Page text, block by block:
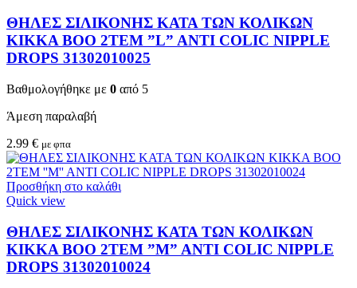
ΘΗΛΕΣ ΣΙΛΙΚΟΝΗΣ ΚΑΤΑ ΤΩΝ ΚΟΛΙΚΩΝ
KIKKA BOO 2TEM ”L” ANTI COLIC NIPPLE
DROPS 31302010025
Βαθμολογήθηκε με 0 από 5
Άμεση παραλαβή
2.99 € με φπα
Προσθήκη στο καλάθι
Quick view
ΘΗΛΕΣ ΣΙΛΙΚΟΝΗΣ ΚΑΤΑ ΤΩΝ ΚΟΛΙΚΩΝ
KIKKA BOO 2TEM ”M” ANTI COLIC NIPPLE
DROPS 31302010024